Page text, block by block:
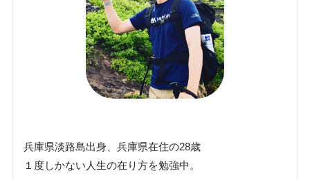
兵庫県淡路島出身、兵庫県在住の28歳
１度しかない人生の在り方を勉強中。